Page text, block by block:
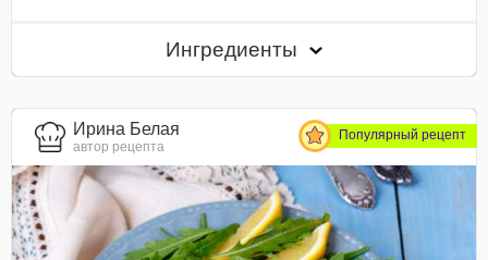
Ингредиенты
Ирина Белая
автор рецепта
Популярный рецепт